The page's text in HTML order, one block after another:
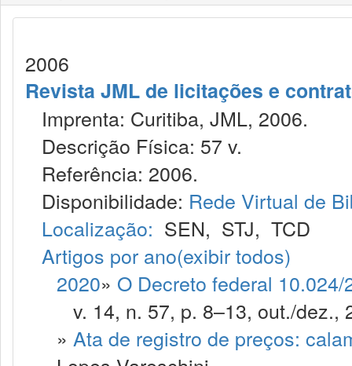
2006
Revista JML de licitações e
Imprenta: Curitiba, JML, 2006.
Descrição Física: 57 v.
Referência: 2006.
Disponibilidade: Rede Virtual de
Localização: SEN, STJ, TCD
Artigos por ano(exibir todos)
2020» O Decreto federal
v. 14, n. 57, p. 8–13, out./dez.,
» Ata de registro de preços: